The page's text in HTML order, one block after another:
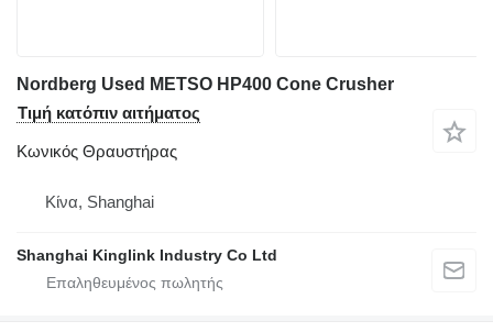
Nordberg Used METSO HP400 Cone Crusher
Τιμή κατόπιν αιτήματος
Κωνικός Θραυστήρας
Κίνα, Shanghai
Shanghai Kinglink Industry Co Ltd